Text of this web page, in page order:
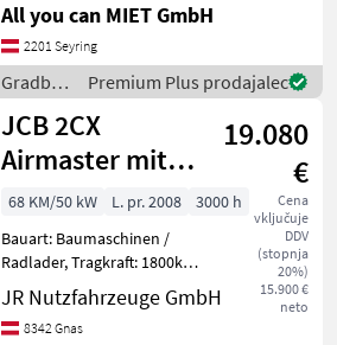
Minibagger 19C-1 Daten:
Mini Bagger JCB
Eigengewicht 1, 94t
Transportbreite 1, 0m
Grabtiefe 2, 81
All you can MIET GmbH
2201 Seyring
Gradbeni
stroji /
JCB
Premium Plus prodajalec
JCB 2CX
Airmaster mit
Schaufel +
Luftkompressor
19.080
€
Cena
vključuje
DDV
(stopnja
20%)
15.900 €
neto
68 KM/50 kW L. pr. 2008
3000 h
Bauart: Baumaschinen /
Radlader, Tragkraft: 1800kg,
Sonderausstattung: 3.
Ventil, Heizung, Vollkabine,
Beschreibung: JCB 2CX
JR Nutzfahrzeuge GmbH
8342 Gnas